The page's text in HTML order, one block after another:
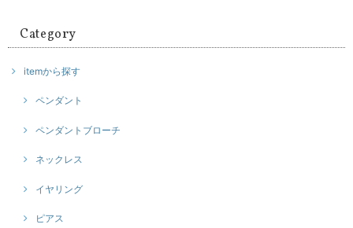
Category
itemから探す
ペンダント
ペンダントブローチ
ネックレス
イヤリング
ピアス